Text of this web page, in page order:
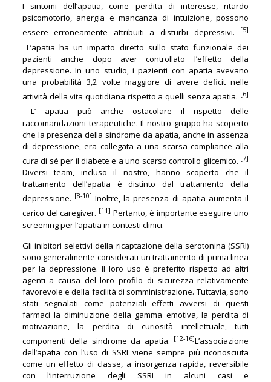
I sintomi dell’apatia, come perdita di interesse, ritardo
psicomotorio, anergia e mancanza di intuizione, possono
essere erroneamente attribuiti a disturbi depressivi.
[5]
L’apatia ha un impatto diretto sullo stato funzionale dei
pazienti anche dopo aver controllato l’effetto della
depressione. In uno studio, i pazienti con apatia avevano
una probabilità 3,2 volte maggiore di avere deficit nelle
attività della vita quotidiana rispetto a quelli senza apatia. [6]
L’ apatia può anche ostacolare il rispetto delle
raccomandazioni terapeutiche. Il nostro gruppo ha scoperto
che la presenza della sindrome da apatia, anche in assenza
di depressione, era collegata a una scarsa compliance alla
cura di sé per il diabete e a uno scarso controllo glicemico. [7]
Diversi team, incluso il nostro, hanno scoperto che il
trattamento dell’apatia è distinto dal trattamento della
depressione. [8-10] Inoltre, la presenza di apatia aumenta il
carico del caregiver. [11] Pertanto, è importante eseguire uno
screening per l’apatia in contesti clinici.
Gli inibitori selettivi della ricaptazione della serotonina (SSRI)
sono generalmente considerati un trattamento di prima linea
per la depressione. Il loro uso è preferito rispetto ad altri
agenti a causa del loro profilo di sicurezza relativamente
favorevole e della facilità di somministrazione. Tuttavia, sono
stati segnalati come potenziali effetti avversi di questi
farmaci la diminuzione della gamma emotiva, la perdita di
motivazione, la perdita di curiosità intellettuale, tutti
componenti della sindrome da apatia. [12-16]L’associazione
dell’apatia con l’uso di SSRI viene sempre più riconosciuta
come un effetto di classe, a insorgenza rapida, reversibile
con l’interruzione degli SSRI in alcuni casi e